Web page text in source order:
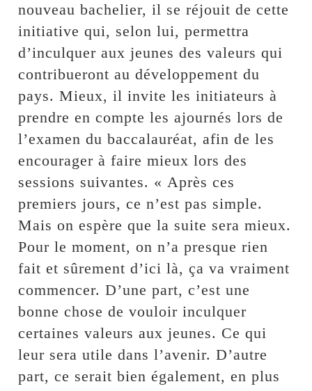
nouveau bachelier, il se réjouit de cette
initiative qui, selon lui, permettra
d’inculquer aux jeunes des valeurs qui
contribueront au développement du
pays. Mieux, il invite les initiateurs à
prendre en compte les ajournés lors de
l’examen du baccalauréat, afin de les
encourager à faire mieux lors des
sessions suivantes. « Après ces
premiers jours, ce n’est pas simple.
Mais on espère que la suite sera mieux.
Pour le moment, on n’a presque rien
fait et sûrement d’ici là, ça va vraiment
commencer. D’une part, c’est une
bonne chose de vouloir inculquer
certaines valeurs aux jeunes. Ce qui
leur sera utile dans l’avenir. D’autre
part, ce serait bien également, en plus